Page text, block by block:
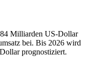
Milliarden US-Dollar
bei. Bis 2026 wird
prognostiziert.